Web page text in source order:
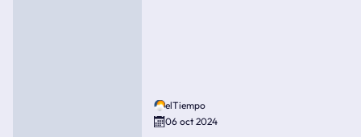
elTiempo
06 oct 2024